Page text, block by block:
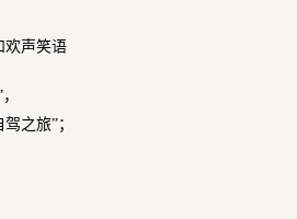
欢声笑语
旅”；